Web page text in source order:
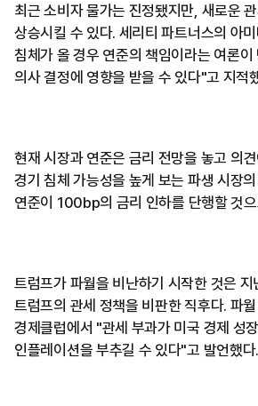
최근 소비자 물가는 진정됐지만, 새로운
상승시킬 수 있다. 세리티 파트너스의 아
침체가 올 경우 연준의 책임이라는 여론
의사 결정에 영향을 받을 수 있다"고 지적
현재 시장과 연준은 금리 전망을 놓고 의
경기 침체 가능성을 높게 보는 파생 시장
연준이 100bp의 금리 인하를 단행할 것
트럼프가 파월을 비난하기 시작한 것은 지
트럼프의 관세 정책을 비판한 직후다. 파
경제클럽에서 "관세 부과가 미국 경제 성
인플레이션을 부추길 수 있다"고 발언했다.